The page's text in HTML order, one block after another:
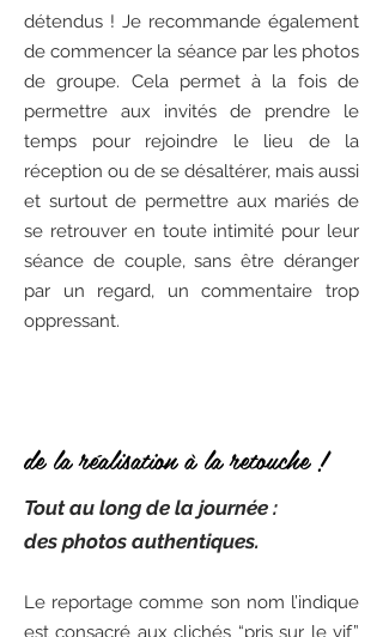
détendus ! Je recommande également
de commencer la séance par les photos
de groupe. Cela permet à la fois de
permettre aux invités de prendre le
temps pour rejoindre le lieu de la
réception ou de se désaltérer, mais aussi
et surtout de permettre aux mariés de
se retrouver en toute intimité pour leur
séance de couple, sans être déranger
par un regard, un commentaire trop
oppressant.
de la réalisation à la retouche !
Tout au long de la journée :
des photos authentiques.
Le reportage comme son nom l’indique
est consacré aux clichés “pris sur le vif”